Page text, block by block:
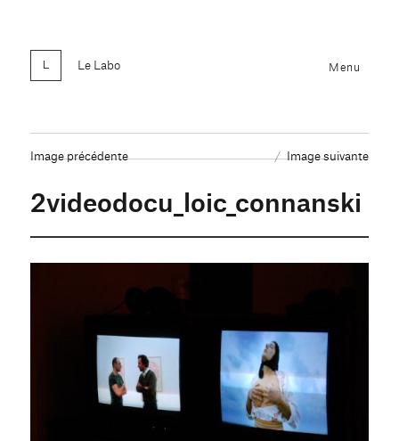
Le Labo Menu
Image précédente Image suivante
2videodocu_loic_connanski